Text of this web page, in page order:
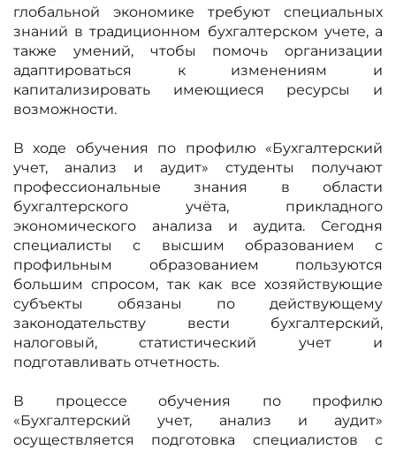
глобальной экономике требуют специальных
знаний в традиционном бухгалтерском учете, а
также умений, чтобы помочь организации
адаптироваться к изменениям и
капитализировать имеющиеся ресурсы и
возможности.
В ходе обучения по профилю «Бухгалтерский
учет, анализ и аудит» студенты получают
профессиональные знания в области
бухгалтерского учёта, прикладного
экономического анализа и аудита. Сегодня
специалисты с высшим образованием с
профильным образованием пользуются
большим спросом, так как все хозяйствующие
субъекты обязаны по действующему
законодательству вести бухгалтерский,
налоговый, статистический учет и
подготавливать отчетность.
В процессе обучения по профилю
«Бухгалтерский учет, анализ и аудит»
осуществляется подготовка специалистов с